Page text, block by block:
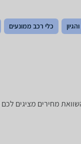
כלי רכב ממונעים